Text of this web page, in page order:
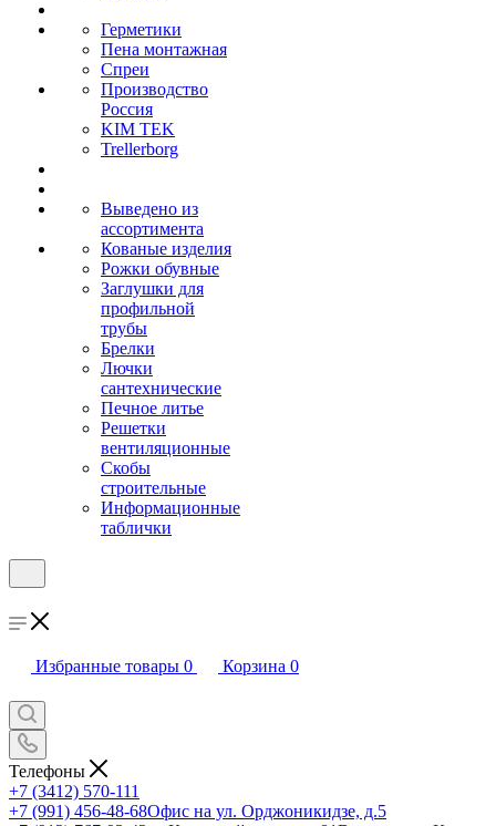
Герметики
Пена монтажная
Спреи
Производство
Россия
KIM TEK
Trellerborg
Выведено из
ассортимента
Кованые изделия
Рожки обувные
Заглушки для
профильной
трубы
Брелки
Лючки
сантехнические
Печное литье
Решетки
вентиляционные
Скобы
строительные
Информационные
таблички
Избранные товары 0 Корзина 0
Телефоны
+7 (3412) 570-111
+7 (991) 456-48-68Офис на ул. Орджоникидзе, д.5